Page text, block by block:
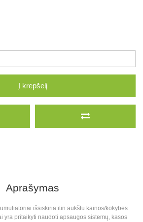
Į krepšelį
Aprašymas
išsiskiria itin aukštu kainos/kokybės
yra pritaikyti naudoti apsaugos sistemų, kasos